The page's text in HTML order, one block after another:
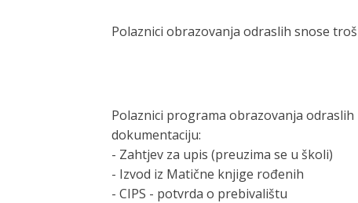
Polaznici obrazovanja odraslih snose
Polaznici programa obrazovanja
dokumentaciju:
- Zahtjev za upis (preuzima se u školi)
- Izvod iz Matične knjige rođenih
- CIPS - potvrda o prebivalištu